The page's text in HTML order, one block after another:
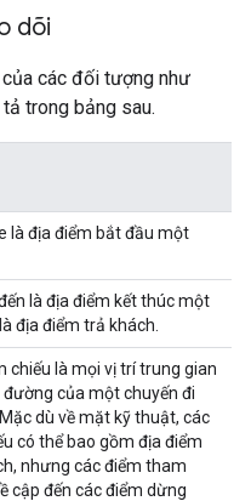
dõi
các đối tượng như
trong bảng sau.
là địa điểm bắt đầu một
là địa điểm kết thúc một
địa điểm trả khách.
chiếu là mọi vị trí trung gian
của một chuyến đi
dù về mặt kỹ thuật, các
có thể bao gồm địa điểm
nhưng các điểm tham
cập đến các điểm dừng